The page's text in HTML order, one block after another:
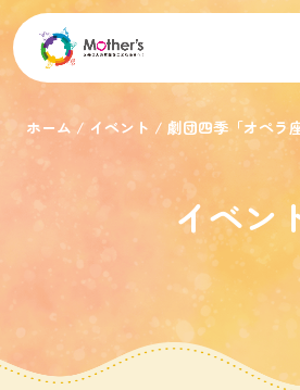
ホーム イベント 劇団四季「オペラ
イベン